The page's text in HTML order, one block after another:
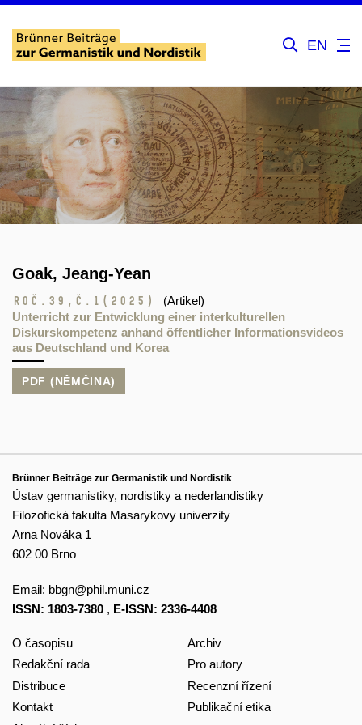
EN
Goak, Jeang-Yean
Roč.39, č.1 (2025)
(Artikel)
Unterricht zur Entwicklung einer interkulturellen
Diskurskompetenz anhand öffentlicher Informationsvideos
aus Deutschland und Korea
PDF (NĚMČINA)
Brünner Beiträge zur Germanistik und Nordistik
Ústav germanistiky, nordistiky a nederlandistiky
Filozofická fakulta Masarykovy univerzity
Arna Nováka 1
602 00 Brno
Email: bbgn@phil.muni.cz
ISSN: 1803-7380 , E-ISSN: 2336-4408
O časopisu
Redakční rada
Distribuce
Kontakt
Archiv
Pro autory
Recenzní řízení
Publikační etika